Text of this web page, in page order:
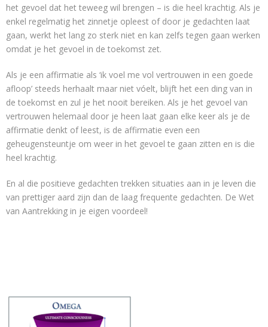
het gevoel dat het teweeg wil brengen – is die heel krachtig. Als je
enkel regelmatig het zinnetje opleest of door je gedachten laat
gaan, werkt het lang zo sterk niet en kan zelfs tegen gaan werken
omdat je het gevoel in de toekomst zet.
Als je een affirmatie als ‘ik voel me vol vertrouwen in een goede
afloop’ steeds herhaalt maar niet vóelt, blijft het een ding van in
de toekomst en zul je het nooit bereiken. Als je het gevoel van
vertrouwen helemaal door je heen laat gaan elke keer als je de
affirmatie denkt of leest, is de affirmatie even een
geheugensteuntje om weer in het gevoel te gaan zitten en is die
heel krachtig.
En al die positieve gedachten trekken situaties aan in je leven die
van prettiger aard zijn dan de laag frequente gedachten. De Wet
van Aantrekking in je eigen voordeel!